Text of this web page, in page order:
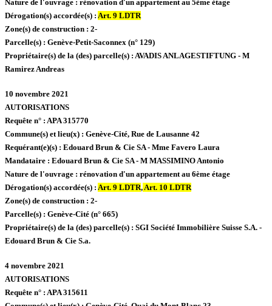
Nature de l'ouvrage : rénovation d'un appartement au 5ème étage
Dérogation(s) accordée(s) : Art. 9 LDTR
Zone(s) de construction : 2-
Parcelle(s) : Genève-Petit-Saconnex (n° 129)
Propriétaire(s) de la (des) parcelle(s) : AVADIS ANLAGESTIFTUNG - M
Ramirez Andreas
10 novembre 2021
AUTORISATIONS
Requête n° : APA 315770
Commune(s) et lieu(x) : Genève-Cité, Rue de Lausanne 42
Requérant(e)(s) : Edouard Brun & Cie SA - Mme Favero Laura
Mandataire : Edouard Brun & Cie SA - M MASSIMINO Antonio
Nature de l'ouvrage : rénovation d'un appartement au 6ème étage
Dérogation(s) accordée(s) : Art. 9 LDTR,Art. 10 LDTR
Zone(s) de construction : 2-
Parcelle(s) : Genève-Cité (n° 665)
Propriétaire(s) de la (des) parcelle(s) : SGI Société Immobilière Suisse S.A. -
Edouard Brun & Cie S.a.
4 novembre 2021
AUTORISATIONS
Requête n° : APA 315611